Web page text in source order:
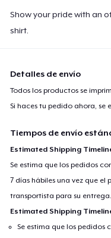
Show your pride with an
shirt.
Detalles de envío
Todos los productos se
Si haces tu pedido ahora, se
Tiempos de envío
Estimated Shipping
Se estima que los pedidos
7 días hábiles una vez que
transportista para su entrega.
Estimated Shipping
Se estima que los pedidos